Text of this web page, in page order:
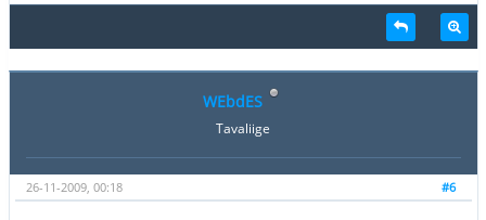
WEbdES
Tavaliige
#6
26-11-2009, 00:18